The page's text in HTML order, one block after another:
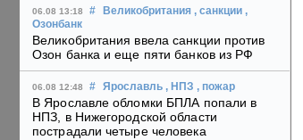
06.08 13:18 # Великобритания , санкции ,
Озонбанк
Великобритания ввела санкции против
Озон банка и еще пяти банков из РФ
06.08 12:48 # Ярославль , НПЗ , пожар
В Ярославле обломки БПЛА попали в
НПЗ, в Нижегородской области
пострадали четыре человека